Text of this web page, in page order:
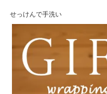
せっけんで手洗い